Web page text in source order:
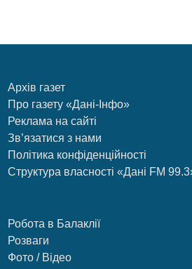
Архів газет
Про газету «Дані-Інфо»
Реклама на сайті
Зв’язатися з нами
Політика конфіденційності
Структура власності «Дані FM
Робота в Балаклії
Розваги
Фото / Відео